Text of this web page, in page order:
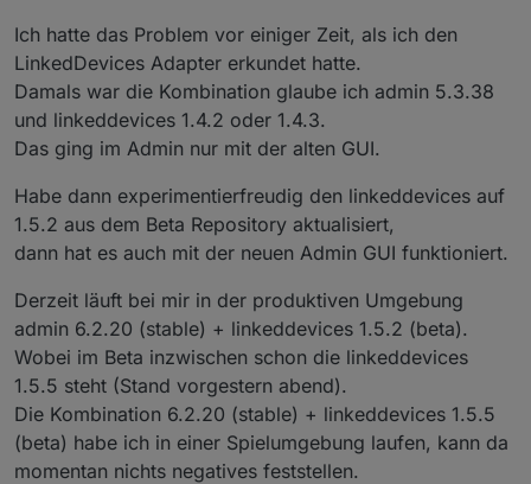
Wenn ich nun in den Objekten eine Verknüfung
LinkedDevices:
Ich hatte das Problem vor einiger Zeit, als ich den
LinkedDevices Adapter erkundet hatte.
Damals war die Kombination glaube ich admin 5.3.38
und linkeddevices 1.4.2 oder 1.4.3.
Das ging im Admin nur mit der alten GUI.
Habe dann experimentierfreudig den linkeddevices auf
1.5.2 aus dem Beta Repository aktualisiert,
dann hat es auch mit der neuen Admin GUI funktioniert.
Derzeit läuft bei mir in der produktiven Umgebung
admin 6.2.20 (stable) + linkeddevices 1.5.2 (beta).
Wobei im Beta inzwischen schon die linkeddevices
1.5.5 steht (Stand vorgestern abend).
Die Kombination 6.2.20 (stable) + linkeddevices 1.5.5
(beta) habe ich in einer Spielumgebung laufen, kann da
momentan nichts negatives feststellen.